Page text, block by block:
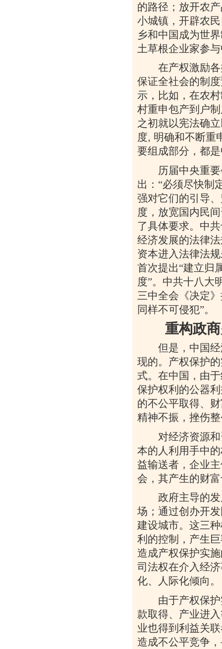
的路径；放开农
小城镇，开辟农
乡和中国成为世
土草根企业家参
在产权激励各
保证全社会的制
示，比如，在农
村重申包产到户
之初就以宪法确
度, 明确和不断重
要组成部分，都
历届中央重要
出：“必须尽快制
强对它们的引导
度，放宽国内民
了具体要求。中
经济发展的法律
资本进入法律法
首次提出“建立归
度”。中共十八大
三中全会《决定
同样不可侵犯”。
重构政商
但是，中国经
现的。产权保护
式。在中国，由
保护权利的公器
的不公平取得、
精神不振，挫伤
对经济资源和
本的人利用手中
益输送者，企业
会，其产生的财
政府主导的发
场；通过创办开
建设城市。这三
利的控制，产生
造成产权保护实
司法权在介入经
化、人际化倾向。
由于产权保护
款取得、产业进
业也得到利益关
造成不公平竞争